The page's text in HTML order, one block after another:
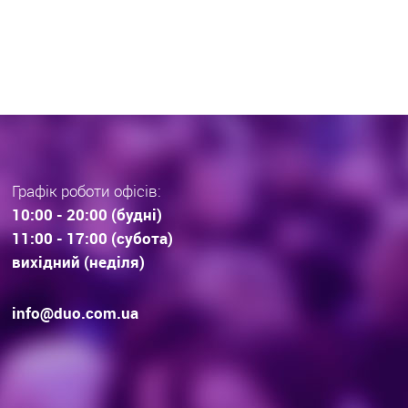
Графік роботи офісів:
10:00 - 20:00 (будні)
11:00 - 17:00 (субота)
вихідний (неділя)
info@duo.com.ua